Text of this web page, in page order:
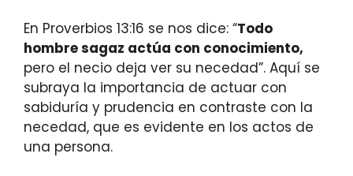
En Proverbios 13:16 se nos dice: “Todo
hombre sagaz actúa con conocimiento,
pero el necio deja ver su necedad”. Aquí se
subraya la importancia de actuar con
sabiduría y prudencia en contraste con la
necedad, que es evidente en los actos de
una persona.